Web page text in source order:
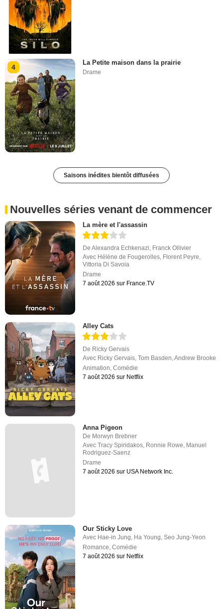
4
La Petite maison dans la prairie
Drame
Saisons inédites bientôt diffusées
Nouvelles séries venant de commencer
La mère et l'assassin
DeAlexandra Echkenazi, Franck Ollivier
Avec Hélène de Fougerolles, Florent Peyre,
Vittoria Di Savoia
Drame
7 août 2026 sur France.TV
Alley Cats
De Ricky Gervais
Avec Ricky Gervais,Tom Basden,Andrew Brooke
Animation,Comédie
7 août 2026 sur Netflix
Anna Pigeon
De Morwyn Brebner
AvecTracy Spiridakos Ronnie Rowe Manuel
Rodriguez-Saenz
Drame
7 août 2026 sur USA Network Inc.
Our Sticky Love
Avec Hae-in Jung, Ha Young,Seo Jung-Yeon
Romance,Comédie
7 août 2026 sur Netflix